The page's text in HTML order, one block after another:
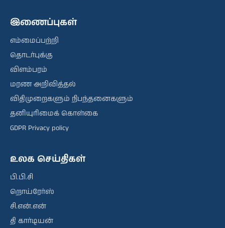
இணைப்புகள்
எம்மைப்பற்றி
தொடர்புக்கு
விளம்பரம்
மரண அறிவித்தல்
விதிமுறைகளும் நிபந்தனைகளும்
தனியுரிமைக் கொள்கை
GDPR Privacy policy
உலக செய்திகள்
பி.பி.சி
றொய்ரேர்ஸ்
சி.என்.என்
தி கார்டியன்